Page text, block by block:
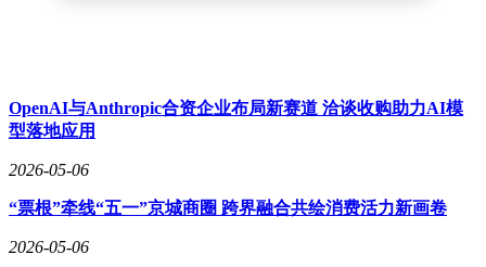
OpenAI与Anthropic合资企业布局新赛道 洽谈收购助力AI模
型落地应用
2026-05-06
“票根”牵线“五一”京城商圈 跨界融合共绘消费活力新画卷
2026-05-06